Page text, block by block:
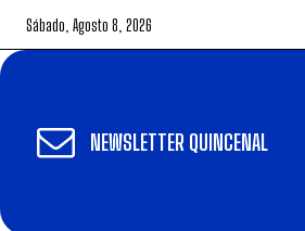
Sábado, Agosto 8, 2026
NEWSLETTER QUINCENAL